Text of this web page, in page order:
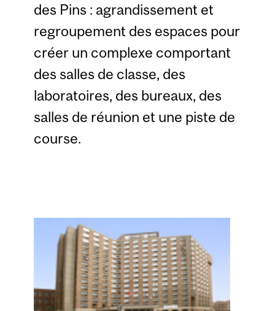
des Pins : agrandissement et
regroupement des espaces pour
créer un complexe comportant
des salles de classe, des
laboratoires, des bureaux, des
salles de réunion et une piste de
course.